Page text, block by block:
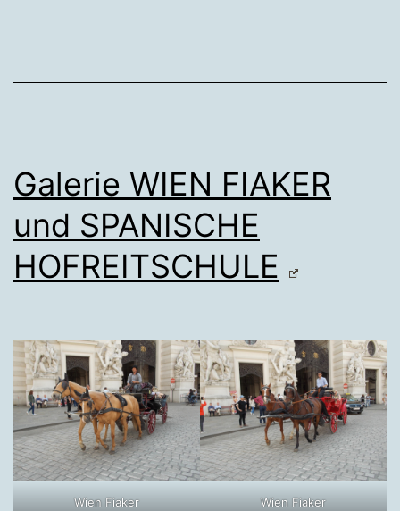
Galerie WIEN FIAKER
und SPANISCHE
HOFREITSCHULE
Wien Fiaker Wien Fiaker